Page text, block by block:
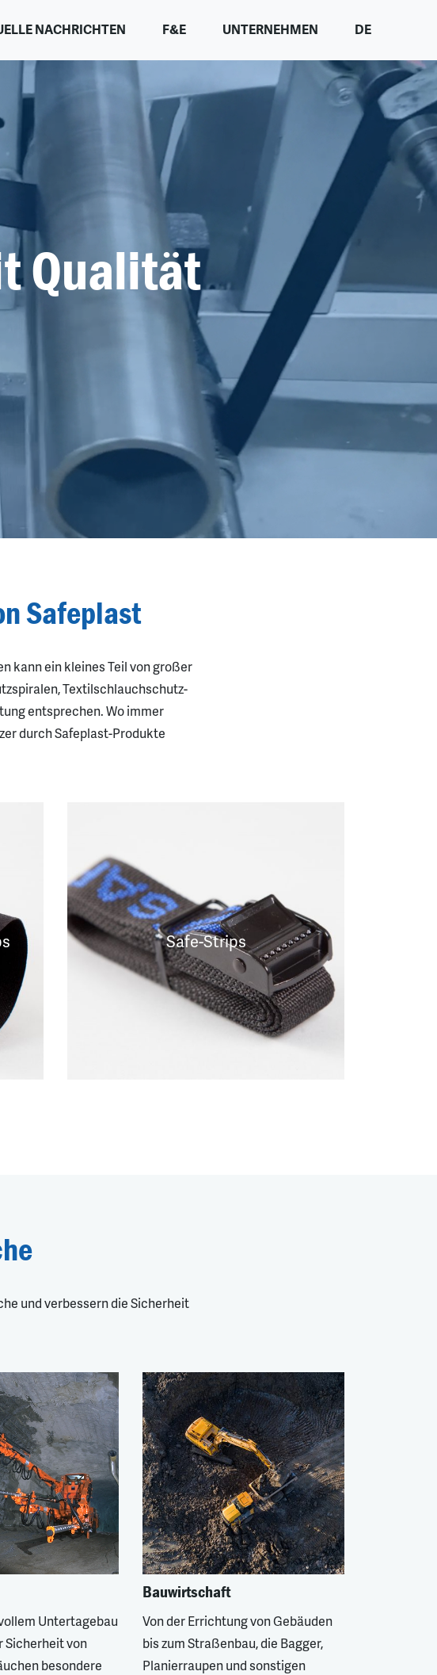
NACHRICHTEN F&E UNTERNEHMEN DE
Qualität
Safeplast
kann ein kleines Teil von großer
Textilschlauchschutz-
entsprechen. Wo immer
durch Safeplast-Produkte
Safe-Strips
und verbessern die Sicherheit
Untertagebau
Sicherheit von
besondere
Bauwirtschaft
Von der Errichtung von Gebäuden
bis zum Straßenbau, die Bagger,
Planierraupen und sonstigen